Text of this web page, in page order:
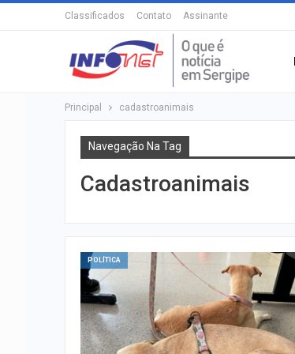
Classificados Contato Assinante
Principal cadastroanimais
Navegação Na Tag
Cadastroanimais
POLÍTICA